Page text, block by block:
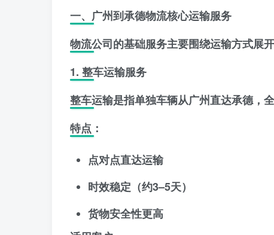
一、广州到承德物流核心运输服务
物流公司的基础服务主要围绕运输方式展
1. 整车运输服务
整车运输是指单独车辆从广州直达承德，
特点：
点对点直达运输
时效稳定（约3–5天）
货物安全性更高